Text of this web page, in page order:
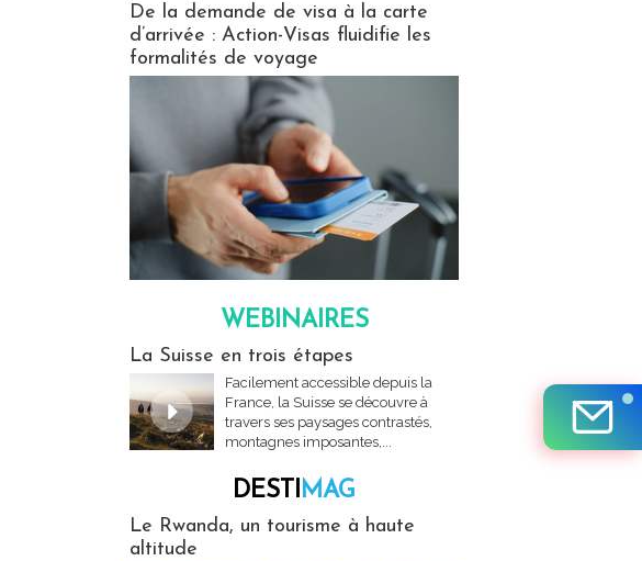
De la demande de visa à la carte
d’arrivée : Action-Visas fluidifie les
formalités de voyage
WEBINAIRES
La Suisse en trois étapes
Facilement accessible depuis la
France, la Suisse se découvre à
travers ses paysages contrastés,
montagnes imposantes,...
DESTIMAG
Le Rwanda, un tourisme à haute
altitude